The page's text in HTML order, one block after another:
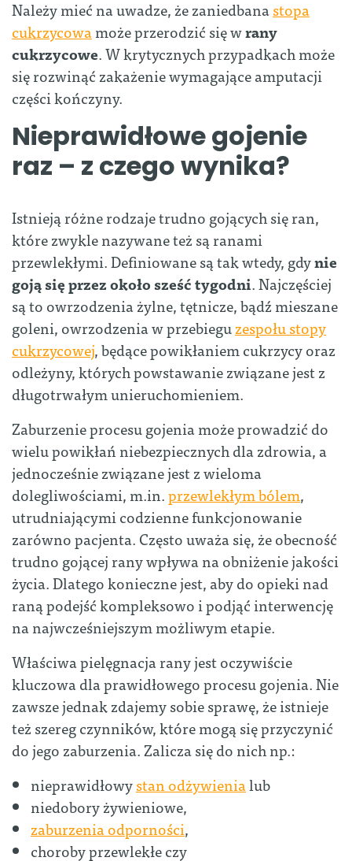
Należy mieć na uwadze, że zaniedbanastopa
cukrzycowamoże przerodzić się wrany
cukrzycowe. W krytycznych przypadkach może
się rozwinąć zakażenie wymagające amputacji
części kończyny.
Nieprawidłowe gojenie
raz – z czego wynika?
Istnieją różne rodzaje trudno gojących się ran,
które zwykle nazywane też są ranami
przewlekłymi. Definiowane są tak wtedy, gdynie
goją się przez około sześć tygodni. Najczęściej
są to owrzodzenia żylne, tętnicze, bądź mieszane
goleni, owrzodzenia w przebieguzespołu stopy
cukrzycowej, będące powikłaniem cukrzycy oraz
odleżyny, których powstawanie związane jest z
długotrwałym unieruchomieniem.
Zaburzenie procesu gojenia może prowadzić do
wielu powikłań niebezpiecznych dla zdrowia, a
jednocześnie związane jest z wieloma
dolegliwościami, m.in.przewlekłym bólem,
utrudniającymi codzienne funkcjonowanie
zarówno pacjenta. Często uważa się, że obecność
trudno gojącej rany wpływa na obniżenie jakości
życia. Dlatego konieczne jest, aby do opieki nad
raną podejść kompleksowo i podjąć interwencję
na najwcześniejszym możliwym etapie.
Właściwa pielęgnacja rany jest oczywiście
kluczowa dla prawidłowego procesu gojenia. Nie
zawsze jednak zdajemy sobie sprawę, że istnieje
też szereg czynników, które mogą się przyczynić
do jego zaburzenia. Zalicza się do nich np.:
nieprawidłowystan odżywienialub
niedobory żywieniowe,
zaburzenia odporności,
choroby przewlekłe czy